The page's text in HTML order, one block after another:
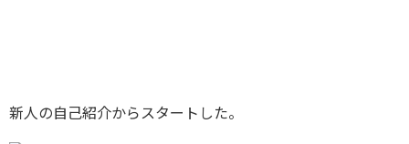
新人の自己紹介からスタートした。